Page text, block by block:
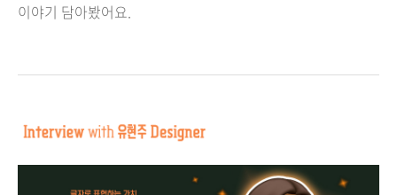
이야기 담아봤어요.